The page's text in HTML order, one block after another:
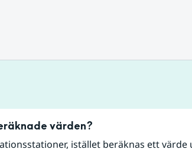
värden?
istället beräknas ett värde